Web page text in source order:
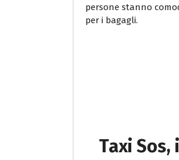
persone stanno
per i bagagli.
Taxi